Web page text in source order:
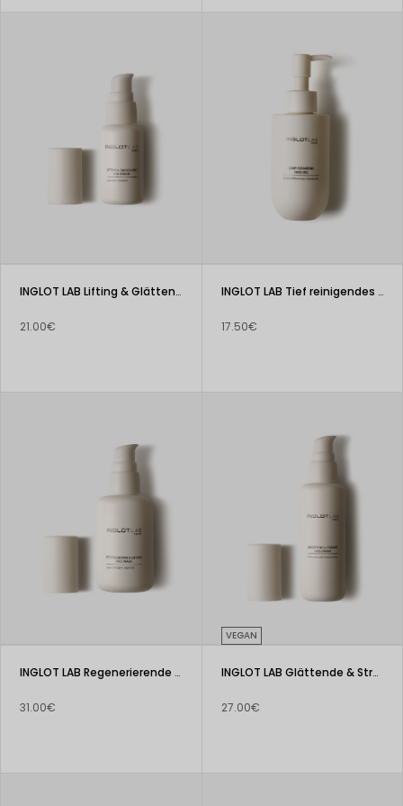
INGLOT LAB Lifting & Glättende Augencreme
21.00€
INGLOT LAB Tief reinigendes Gesichtsgel
17.50€
INGLOT LAB Regenerierende & Lifting Gesichtsmaske
31.00€
VEGAN
INGLOT LAB Glättende & Straffende Gesichtscreme
27.00€